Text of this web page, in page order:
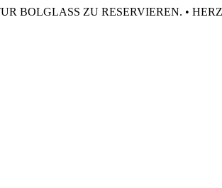
BOLGLASS ZU RESERVIEREN. •